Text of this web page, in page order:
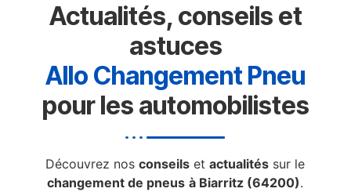
Actualités, conseils et
astuces
Allo Changement Pneu
pour les automobilistes
Découvrez nosconseils etactualités sur le
changement de pneus à Biarritz (64200).